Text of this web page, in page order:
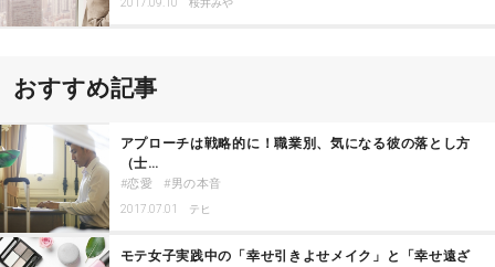
2017.09.10 桜井みや
おすすめ記事
アプローチは戦略的に！職業別、気になる彼の落とし方
（士…
恋愛 男の本音
2017.07.01 テヒ
モテ女子実践中の「幸せ引きよせメイク」と「幸せ遠ざ